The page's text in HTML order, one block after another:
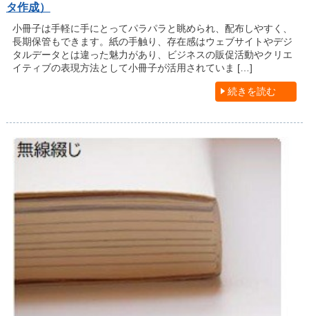
タ作成）
小冊子は手軽に手にとってパラパラと眺められ、配布しやすく、
長期保管もできます。紙の手触り、存在感はウェブサイトやデジ
タルデータとは違った魅力があり、ビジネスの販促活動やクリエ
イティブの表現方法として小冊子が活用されていま […]
続きを読む